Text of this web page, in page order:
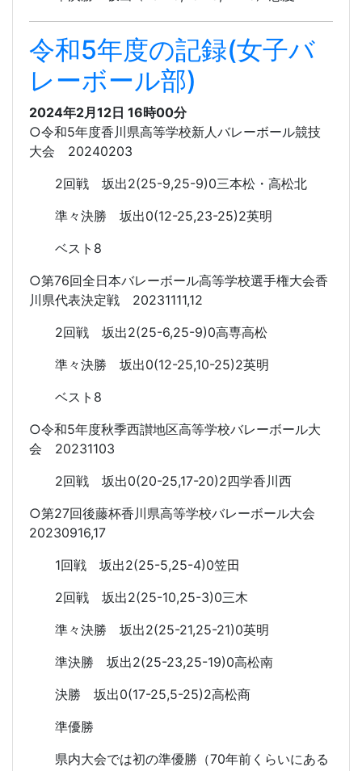
令和5年度の記録(女子バ
レーボール部)
2024年2月12日 16時00分
○令和5年度香川県高等学校新人バレーボール競技
大会 20240203
2回戦 坂出2(25-9,25-9)0三本松・高松北
準々決勝 坂出0(12-25,23-25)2英明
ベスト8
○第76回全日本バレーボール高等学校選手権大会香
川県代表決定戦 20231111,12
2回戦 坂出2(25-6,25-9)0高専高松
準々決勝 坂出0(12-25,10-25)2英明
ベスト8
○令和5年度秋季西讃地区高等学校バレーボール大
会 20231103
2回戦 坂出0(20-25,17-20)2四学香川西
○第27回後藤杯香川県高等学校バレーボール大会
20230916,17
1回戦 坂出2(25-5,25-4)0笠田
2回戦 坂出2(25-10,25-3)0三木
準々決勝 坂出2(25-21,25-21)0英明
準決勝 坂出2(25-23,25-19)0高松南
決勝 坂出0(17-25,5-25)2高松商
準優勝
県内大会では初の準優勝（70年前くらいにある